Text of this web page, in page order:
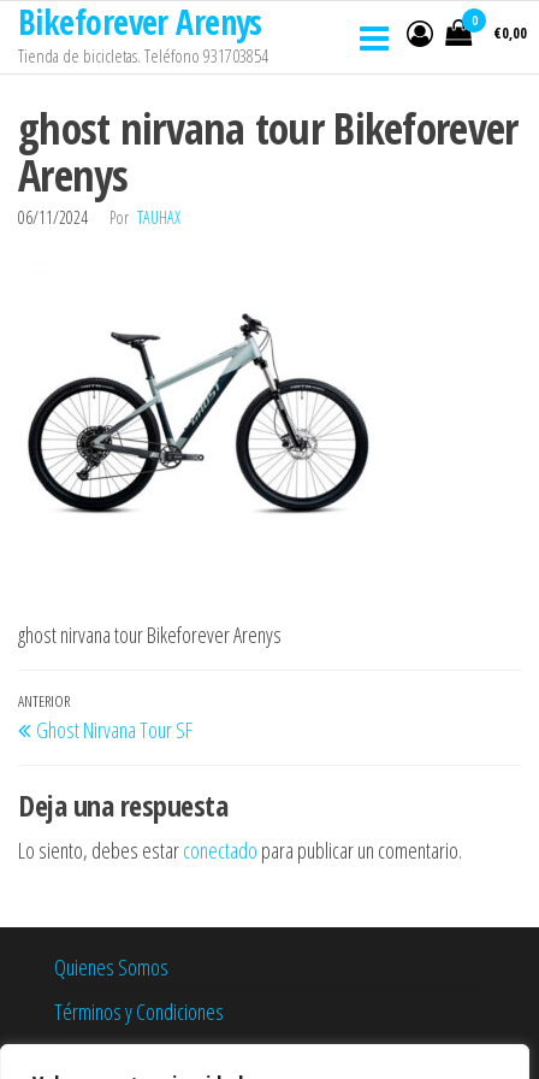
Saltar
contenido
Bikeforever Arenys
Tienda de bicicletas. Teléfono 931703854
0
€0,00
ghost nirvana tour Bikeforever
Arenys
06/11/2024 Por TAUHAX
ghost nirvana tour Bikeforever Arenys
Navegación
de
entradas
Entrada
anterior
ANTERIOR
Ghost Nirvana Tour SF
Deja una respuesta
Lo siento, debes estarconectado para publicar un comentario.
Quienes Somos
Términos y Condiciones